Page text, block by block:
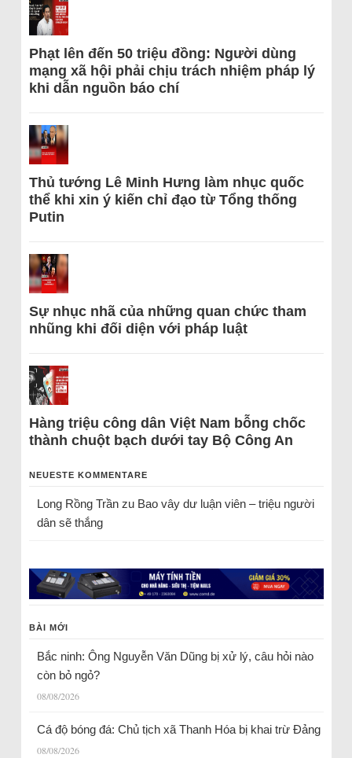
Phạt lên đến 50 triệu đồng: Người dùng
mạng xã hội phải chịu trách nhiệm pháp lý
khi dẫn nguồn báo chí
Thủ tướng Lê Minh Hưng làm nhục quốc
thể khi xin ý kiến chỉ đạo từ Tổng thống
Putin
Sự nhục nhã của những quan chức tham
nhũng khi đối diện với pháp luật
Hàng triệu công dân Việt Nam bỗng chốc
thành chuột bạch dưới tay Bộ Công An
NEUESTE KOMMENTARE
Long Rồng Trầnzu Bao vây dư luận viên – triệu người
dân sẽ thắng
BÀI MỚI
Bắc ninh: Ông Nguyễn Văn Dũng bị xử lý, câu hỏi nào
còn bỏ ngỏ?
08/08/2026
Cá độ bóng đá: Chủ tịch xã Thanh Hóa bị khai trừ Đảng
08/08/2026